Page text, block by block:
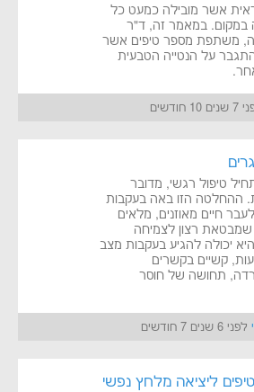
אשר מובילה כמעט כל
במקום. במאמר זה, ד"ר
משתפת מספר טיפים אשר
על הנטייה הטבעית
10 חודשים
טיפול רגשי, מדובר
ההחלטה הזו באה בעקבות
חיים מאוזנים, מלאים
שמבטאת רצון לצמיחה
יכולה להגיע בעקבות מצב
קשיים בקשרים
חרדה, תחושה של חוסר
לפני 6 שנים 7 חודשים
ליציאה מלחץ נפשי